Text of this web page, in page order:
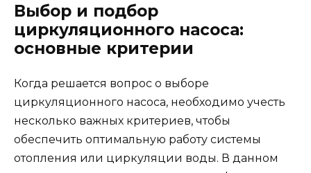
Выбор и подбор
циркуляционного насоса:
основные критерии
Когда решается вопрос о выборе
циркуляционного насоса, необходимо учесть
несколько важных критериев, чтобы
обеспечить оптимальную работу системы
отопления или циркуляции воды. В данном